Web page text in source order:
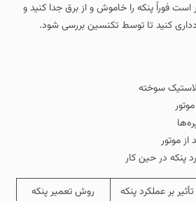
فوراً پنکه را خاموش و از برق جدا کنید و
کنید تا توسط تکنسین بررسی شود.
سوخته
موتور
در حین کار
تأثیر بر عملکرد پنکه
روش تعمیر پنکه